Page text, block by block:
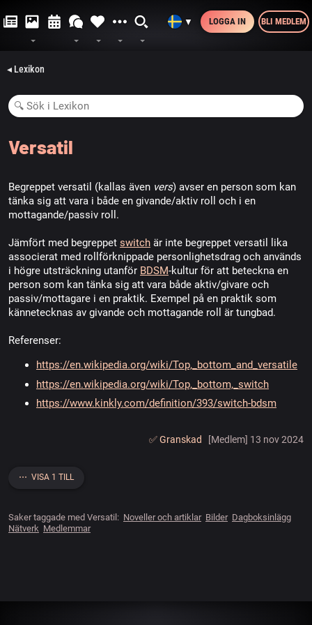
▼ LOGGA IN BLI MEDLEM
◂ Lexikon
Versatil
Begreppet versatil (kallas även vers) avser en person som kan
tänka sig att vara i både en givande/aktiv roll och i en
mottagande/passiv roll.
Jämfört med begreppet switch är inte begreppet versatil lika
associerat med rollförknippade personlighetsdrag och används
i högre utsträckning utanför BDSM-kultur för att beteckna en
person som kan tänka sig att vara både aktiv/givare och
passiv/mottagare i en praktik. Exempel på en praktik som
kännetecknas av givande och mottagande roll är tungbad.
Referenser:
https://en.wikipedia.org/wiki/Top,_bottom_and_versatile
https://en.wikipedia.org/wiki/Top,_bottom,_switch
https://www.kinkly.com/definition/393/switch-bdsm
✅️ Granskad [Medlem] 13 nov 2024
⋯ VISA 1 TILL
Saker taggade med Versatil: Noveller och artiklar Bilder Dagboksinlägg
Nätverk Medlemmar